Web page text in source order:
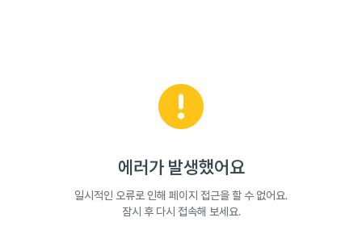
에러가 발생했어요
일시적인 오류로 인해 페이지 접근을 할 수 없어요.
잠시 후 다시 접속해 보세요.